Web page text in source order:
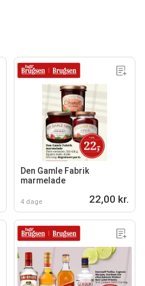
Den Gamle Fabrik
marmelade
4 dage 22,00 kr.